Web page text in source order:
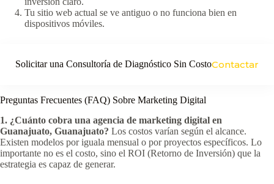
Tu sitio web actual se ve antiguo o no funciona bien en
dispositivos móviles.
Solicitar una Consultoría de Diagnóstico Sin CostoContactar
Preguntas Frecuentes (FAQ) Sobre Marketing Digital
1. ¿Cuánto cobra una agencia de marketing digital en
Guanajuato, Guanajuato? Los costos varían según el alcance.
Existen modelos por iguala mensual o por proyectos específicos. Lo
importante no es el costo, sino el ROI (Retorno de Inversión) que la
estrategia es capaz de generar.